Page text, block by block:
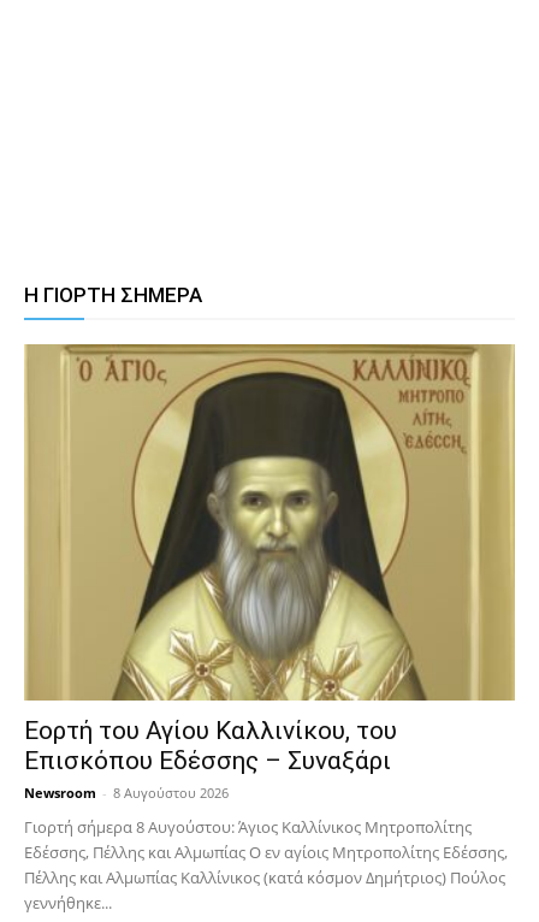
Η ΓΙΟΡΤΗ ΣΗΜΕΡΑ
Εορτή του Αγίου Καλλινίκου, του
Επισκόπου Εδέσσης – Συναξάρι
Newsroom - 8 Αυγούστου 2026
Γιορτή σήμερα 8 Αυγούστου: Άγιος Καλλίνικος Μητροπολίτης
Εδέσσης, Πέλλης και Αλμωπίας Ο εν αγίοις Μητροπολίτης Εδέσσης,
Πέλλης και Αλμωπίας Καλλίνικος (κατά κόσμον Δημήτριος) Πούλος
γεννήθηκε...